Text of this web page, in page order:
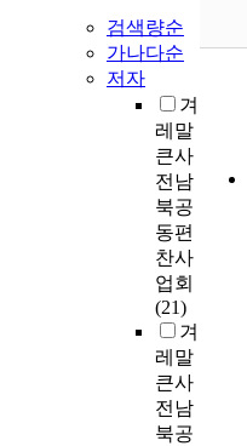
검색량순
가나다순
저자
겨
레말
큰사
전남
북공
동편
찬사
업회
(21)
겨
레말
큰사
전남
북공